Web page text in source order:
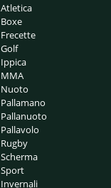
Atletica
Boxe
Frecette
Golf
Ippica
MMA
Nuoto
Pallamano
Pallanuoto
Pallavolo
Rugby
Scherma
Sport
Invernali